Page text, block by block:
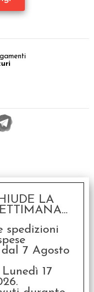
LA
spedizioni
7 Agosto
17